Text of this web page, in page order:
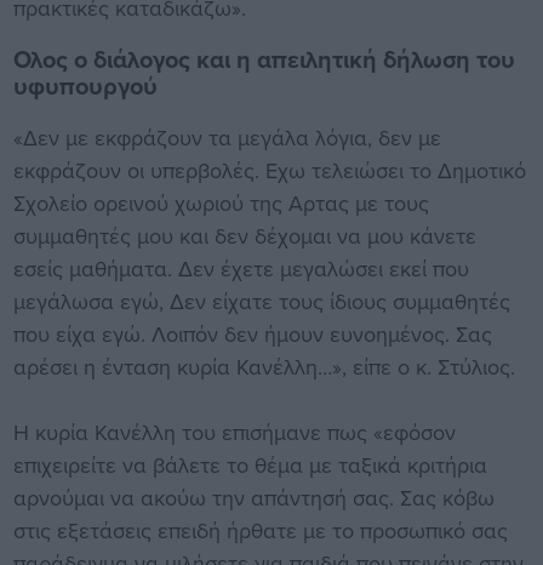
πρακτικές καταδικάζω».
Ολος ο διάλογος και η απειλητική δήλωση του
υφυπουργού
«Δεν με εκφράζουν τα μεγάλα λόγια, δεν με
εκφράζουν οι υπερβολές. Εχω τελειώσει το Δημοτικό
Σχολείο ορεινού χωριού της Αρτας με τους
συμμαθητές μου και δεν δέχομαι να μου κάνετε
εσείς μαθήματα. Δεν έχετε μεγαλώσει εκεί που
μεγάλωσα εγώ, Δεν είχατε τους ίδιους συμμαθητές
που είχα εγώ. Λοιπόν δεν ήμουν ευνοημένος. Σας
αρέσει η ένταση κυρία Κανέλλη…», είπε ο κ. Στύλιος.
Η κυρία Κανέλλη του επισήμανε πως «εφόσον
επιχειρείτε να βάλετε το θέμα με ταξικά κριτήρια
αρνούμαι να ακούω την απάντησή σας. Σας κόβω
στις εξετάσεις επειδή ήρθατε με το προσωπικό σας